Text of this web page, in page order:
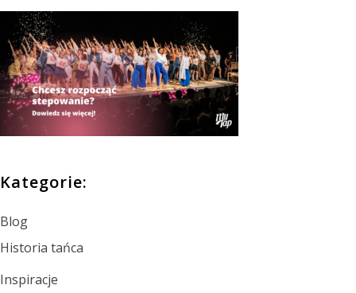
Kategorie:
Blog
Historia tańca
Inspiracje